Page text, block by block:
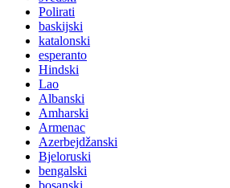
Polirati
baskijski
katalonski
esperanto
Hindski
Lao
Albanski
Amharski
Armenac
Azerbejdžanski
Bjeloruski
bengalski